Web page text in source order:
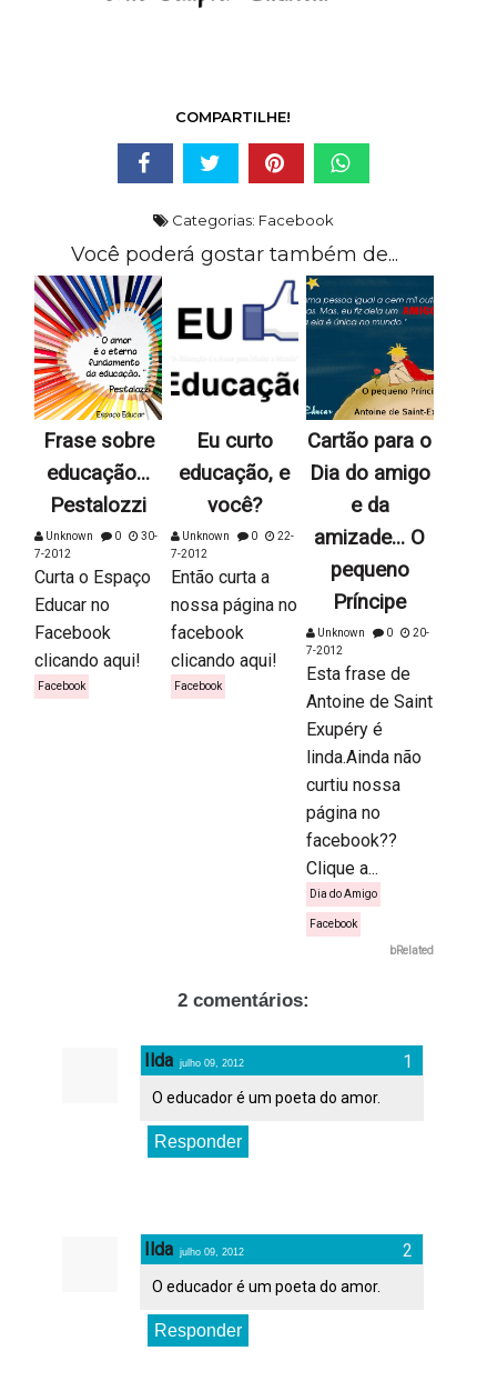
COMPARTILHE!
Categorias: Facebook
Você poderá gostar também de...
Frase sobre
educação...
Pestalozzi
Unknown 0
30-
7-2012
Curta o Espaço
Educar no
Facebook
clicando aqui!
Facebook
Eu curto
educação, e
você?
Unknown 0
22-
7-2012
Então curta a
nossa página no
facebook
clicando aqui!
Facebook
Cartão para o
Dia do amigo
e da
amizade... O
pequeno
Príncipe
Unknown 0
20-
7-2012
Esta frase de
Antoine de Saint
Exupéry é
linda.Ainda não
curtiu nossa
página no
facebook??
Clique a...
Dia do Amigo
Facebook
bRelated
2 comentários:
Ilda julho 09, 2012
O educador é um poeta do amor.
Responder
Ilda julho 09, 2012
O educador é um poeta do amor.
Responder